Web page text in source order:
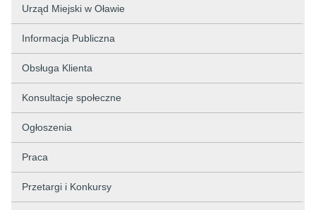
Urząd Miejski w Oławie
Informacja Publiczna
Obsługa Klienta
Konsultacje społeczne
Ogłoszenia
Praca
Przetargi i Konkursy